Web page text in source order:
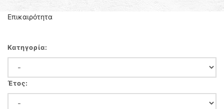
Επικαιρότητα
Κατηγορία:
Έτος: